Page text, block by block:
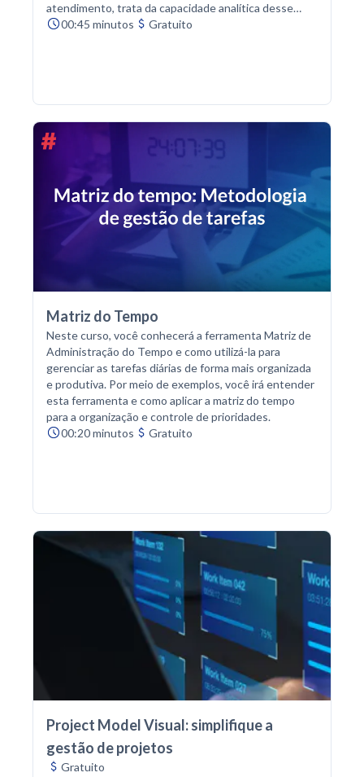
atendimento, trata da capacidade analítica desse
novo painel, adaptação, flexibilidade e criatividade do
00:45 minutos Gratuito
Matriz do Tempo
Neste curso, você conhecerá a ferramenta Matriz de
Administração do Tempo e como utilizá-la para
gerenciar as tarefas diárias de forma mais organizada
e produtiva. Por meio de exemplos, você irá entender
esta ferramenta e como aplicar a matriz do tempo
para a organização e controle de prioridades.
00:20 minutos
Gratuito
Project Model Visual: simplifique a
gestão de projetos
Gratuito